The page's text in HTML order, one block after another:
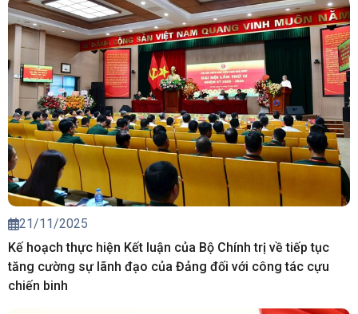
21/11/2025
Kế hoạch thực hiện Kết luận của Bộ Chính trị về tiếp tục
tăng cường sự lãnh đạo của Đảng đối với công tác cựu
chiến binh